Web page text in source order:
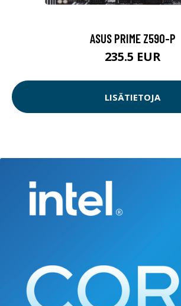
ASUS PRIME Z590-P
235.5 EUR
LISÄTIETOJA